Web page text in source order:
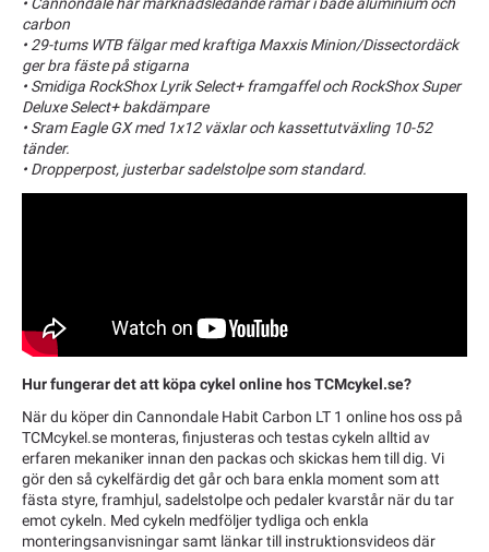
• Cannondale har marknadsledande ramar i både aluminium och
carbon
• 29-tums WTB fälgar med kraftiga Maxxis Minion/Dissectordäck
ger bra fäste på stigarna
• Smidiga RockShox Lyrik Select+ framgaffel och RockShox Super
Deluxe Select+ bakdämpare
• Sram Eagle GX med 1x12 växlar och kassettutväxling 10-52
tänder.
• Dropperpost, justerbar sadelstolpe som standard.
Hur fungerar det att köpa cykel online hos TCMcykel.se?
När du köper din Cannondale Habit Carbon LT 1 online hos oss på
TCMcykel.se monteras, finjusteras och testas cykeln alltid av
erfaren mekaniker innan den packas och skickas hem till dig. Vi
gör den så cykelfärdig det går och bara enkla moment som att
fästa styre, framhjul, sadelstolpe och pedaler kvarstår när du tar
emot cykeln. Med cykeln medföljer tydliga och enkla
monteringsanvisningar samt länkar till instruktionsvideos där